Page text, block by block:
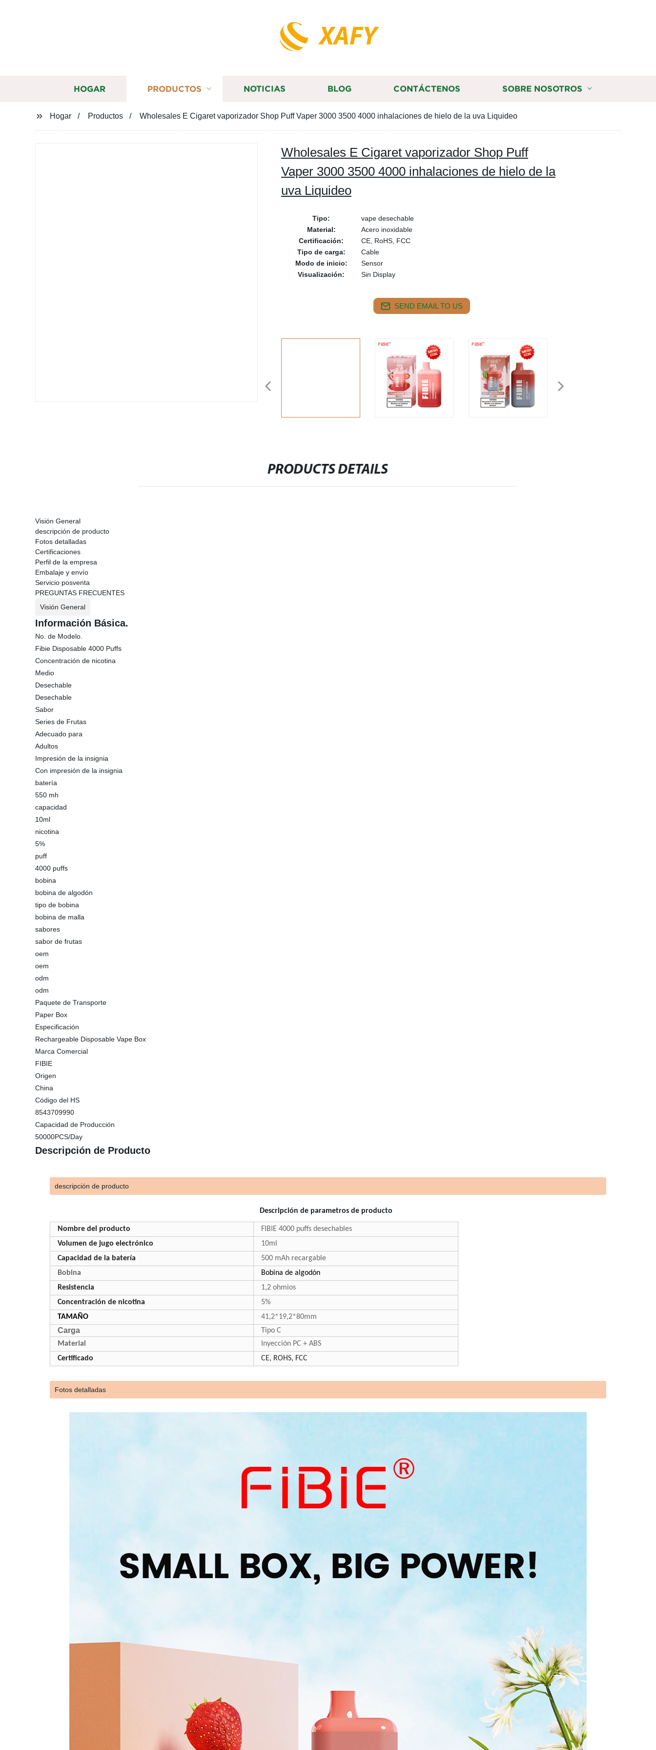
XAFY
HOGAR PRODUCTOS NOTICIAS BLOG CONTÁCTENOS SOBRE NOSOTROS
Hogar Productos Wholesales E Cigaret vaporizador Shop Puff Vaper 3000 3500 4000 inhalaciones de hielo de la uva Liquideo
Wholesales E Cigaret vaporizador Shop Puff
Vaper 3000 3500 4000 inhalaciones de hielo de la
uva Liquideo
Tipo:
vape desechable
Material:
Acero inoxidable
Certificación:
CE, RoHS, FCC
Tipo de carga:
Cable
Modo de inicio:
Sensor
Visualización:
Sin Display
SEND EMAIL TO US
PRODUCTS DETAILS
Visión General
descripción de producto
Fotos detalladas
Certificaciones
Perfil de la empresa
Embalaje y envío
Servicio posventa
PREGUNTAS FRECUENTES
Visión General
Información Básica.
No. de Modelo.
Fibie Disposable 4000 Puffs
Concentración de nicotina
Medio
Desechable
Desechable
Sabor
Series de Frutas
Adecuado para
Adultos
Impresión de la insignia
Con impresión de la insignia
batería
550 mh
capacidad
10ml
nicotina
5%
puff
4000 puffs
bobina
bobina de algodón
tipo de bobina
bobina de malla
sabores
sabor de frutas
oem
oem
odm
odm
Paquete de Transporte
Paper Box
Especificación
Rechargeable Disposable Vape Box
Marca Comercial
FIBIE
Origen
China
Código del HS
8543709990
Capacidad de Producción
50000PCS/Day
Descripción de Producto
descripción de producto
Descripción de parametros de producto
Nombre del producto
FIBIE 4000 puffs desechables
Volumen de jugo electrónico
10ml
Capacidad de la batería
500 mAh recargable
Bobina
Bobina de algodón
Resistencia
1,2 ohmios
Concentración de nicotina
5%
TAMAÑO
41,2*19,2*80mm
Carga
Tipo C
Material
Inyección PC + ABS
Certificado
CE, ROHS, FCC
Fotos detalladas